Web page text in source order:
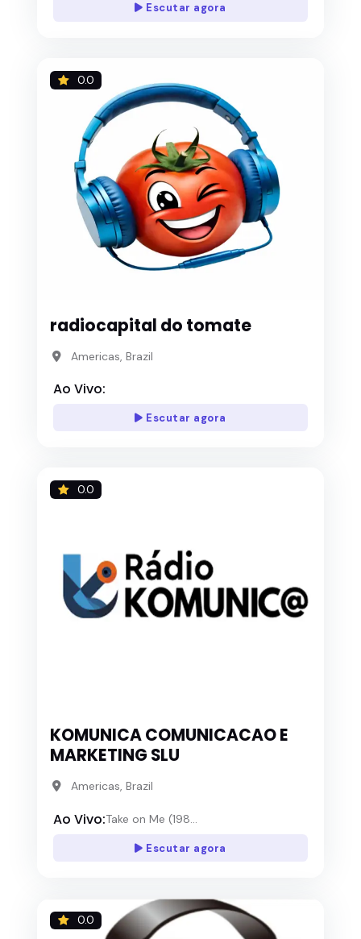
Escutar agora
0.0
radiocapital do tomate
Americas, Brazil
Ao Vivo:
Escutar agora
0.0
KOMUNICA COMUNICACAO E
MARKETING SLU
Americas, Brazil
Ao Vivo:Take on Me (198...
Escutar agora
0.0